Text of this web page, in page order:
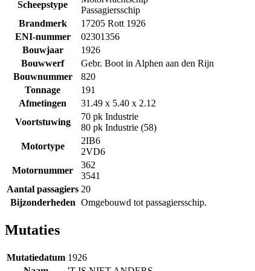
Scheepstype
Passagiersschip
Brandmerk
17205 Rott 1926
ENI-nummer
02301356
Bouwjaar
1926
Bouwwerf
Gebr. Boot in Alphen aan den Rijn
Bouwnummer
820
Tonnage
191
Afmetingen
31.49 x 5.40 x 2.12
Voortstuwing
70 pk Industrie
80 pk Industrie (58)
Motortype
2IB6
2VD6
Motornummer
362
3541
Aantal passagiers 20
Bijzonderheden Omgebouwd tot passagiersschip.
Mutaties
Mutatiedatum 1926